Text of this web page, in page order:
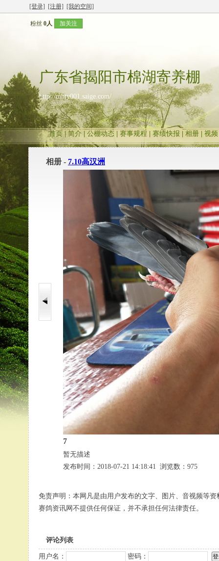
[登录] [注册] [我的空间]
粉丝 0人 加关注
广东省揭阳市棉湖寄养棚
http://mhty001.saige.com/
首页 | 简介 公棚动态 赛事规程 赛绩快报 相册 视频
相册 - 7.10高汉洲
7
暂无描述
发布时间：2018-07-21 14:18:41 浏览数：975
免责声明：本网凡是由用户发布的文字、图片、音视频等
赛鸽资讯网不提供任何保证，并不承担任何法律责任。
评论列表
用户名： 密码：